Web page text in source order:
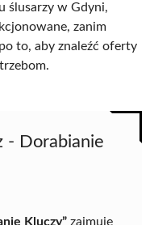
ślusarzy w Gdyni,
zanim
to, aby znaleźć oferty
- Dorabianie
Kluczy” zajmuje